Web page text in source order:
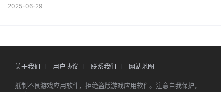
2025-06-29
关于我们 用户协议 联系我们 网站地图
抵制不良游戏应用软件，拒绝盗版游戏应用软件。注意自我保护，